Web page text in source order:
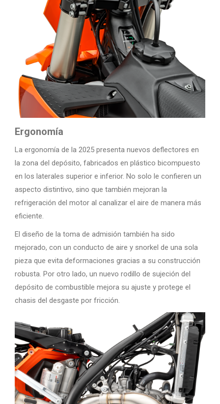
Ergonomía
La ergonomía de la 2025 presenta nuevos deflectores en
la zona del depósito, fabricados en plástico bicompuesto
en los laterales superior e inferior. No solo le confieren un
aspecto distintivo, sino que también mejoran la
refrigeración del motor al canalizar el aire de manera más
eficiente.
El diseño de la toma de admisión también ha sido
mejorado, con un conducto de aire y snorkel de una sola
pieza que evita deformaciones gracias a su construcción
robusta. Por otro lado, un nuevo rodillo de sujeción del
depósito de combustible mejora su ajuste y protege el
chasis del desgaste por fricción.